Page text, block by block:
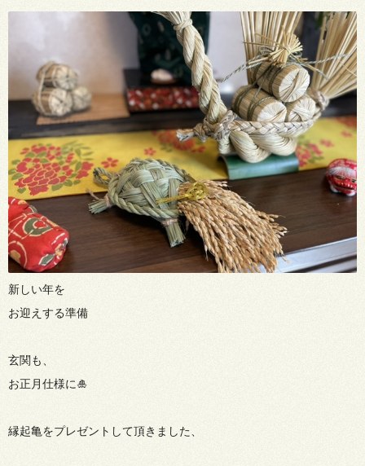
新しい年を
お迎えする準備
玄関も、
お正月仕様に🎍
縁起亀をプレゼントして頂きました、